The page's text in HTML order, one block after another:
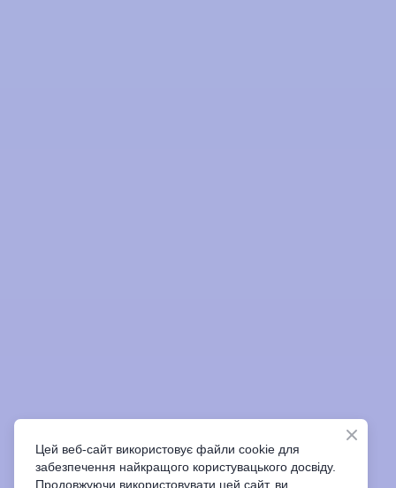
Цей веб-сайт використовує файли cookie для
забезпечення найкращого користувацького досвіду.
Продовжуючи використовувати цей сайт, ви